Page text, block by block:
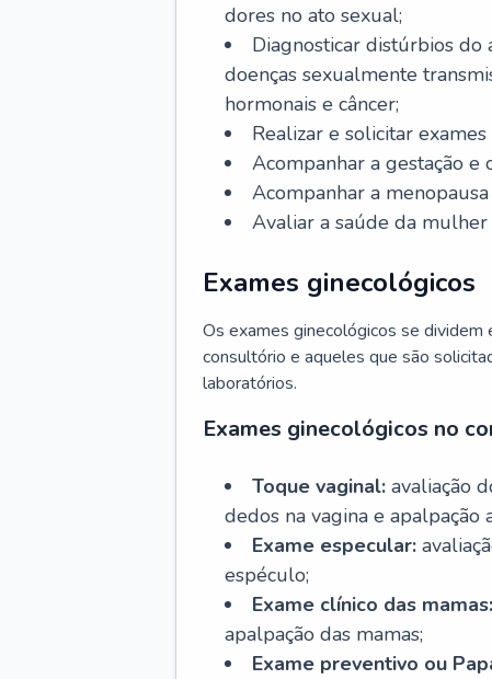
dores no ato sexual;
Diagnosticar distúrbios
doenças sexualmente
hormonais e câncer;
Realizar e solicitar
Acompanhar a gestação e
Acompanhar a
Avaliar a saúde da
Exames ginecológicos
Os exames ginecológicos se
consultório e aqueles que são
laboratórios.
Exames ginecológicos no
Toque vaginal: avaliação
dedos na vagina e apalpação
Exame especular:
espéculo;
Exame clínico das mamas:
apalpação das mamas;
Exame preventivo ou